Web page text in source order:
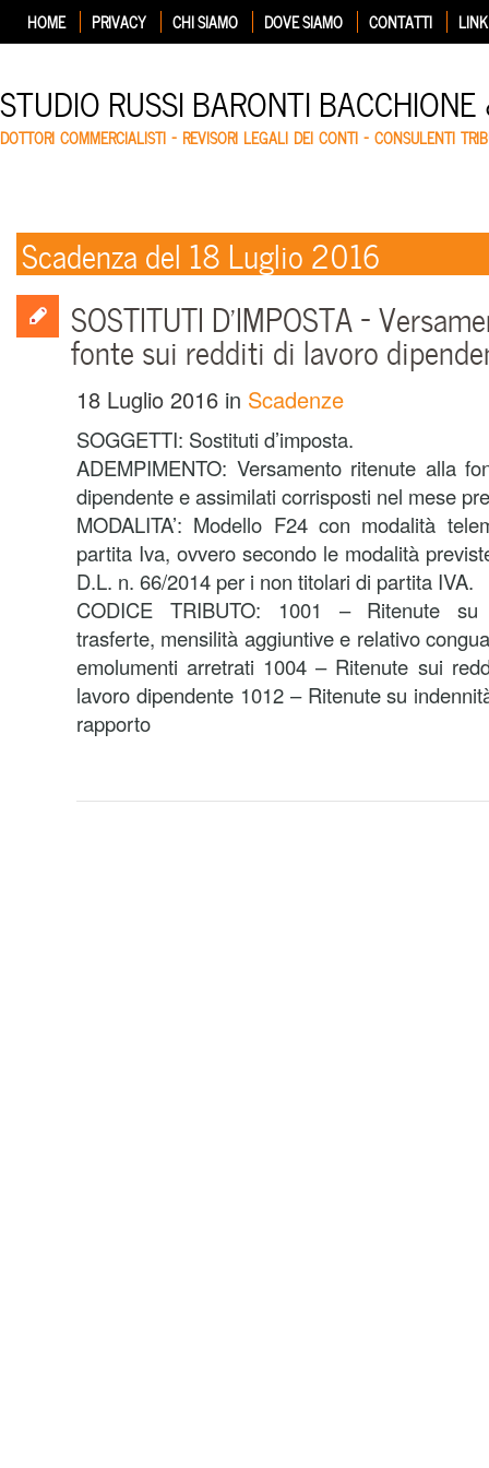
HOME PRIVACY CHI SIAMO DOVE SIAMO CONTATTI LINK
STUDIO RUSSI BARONTI
DOTTORI COMMERCIALISTI – REVISORI LEGALI DEI CONTI – CONSULENTI
Scadenza del 18 Luglio 2016
SOSTITUTI D’IMPOSTA –
fonte sui redditi di lavoro
18 Luglio 2016 in Scadenze
SOGGETTI: Sostituti d’imposta.
ADEMPIMENTO: Versamento ritenute alla
dipendente e assimilati corrisposti nel mese
MODALITA’: Modello F24 con modalità
partita Iva, ovvero secondo le modalità
D.L. n. 66/2014 per i non titolari di partita IVA.
CODICE TRIBUTO: 1001 – Ritenute su
trasferte, mensilità aggiuntive e relativo
emolumenti arretrati 1004 – Ritenute sui
lavoro dipendente 1012 – Ritenute su
rapporto